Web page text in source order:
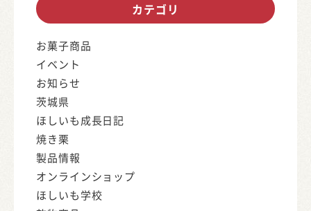
カテゴリ
お菓子商品
イベント
お知らせ
茨城県
ほしいも成長日記
焼き栗
製品情報
オンラインショップ
ほしいも学校